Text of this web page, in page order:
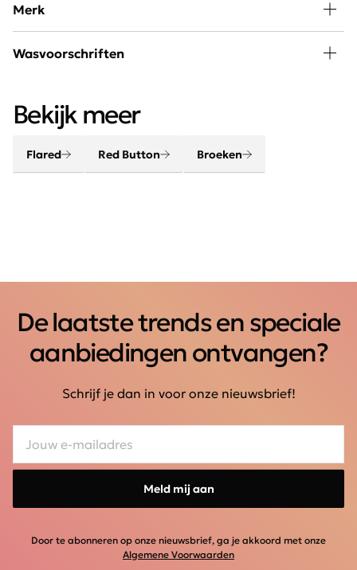
Merk
De jeans en broeken van Red Button worden
ervoor dat de broeken naast erg comfortabel ook nog
eens erg mooi zitten.
Wasvoorschriften
Bekijk meer
Flared Red Button Broeken
De laatste trends en speciale
aanbiedingen ontvangen?
Schrijf je dan in voor onze nieuwsbrief!
Meld mij aan
Door te abonneren op onze nieuwsbrief, ga je akkoord met onze
Algemene Voorwaarden